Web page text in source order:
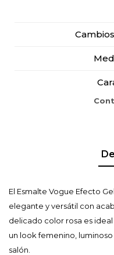
El Esmalte Vogue Efecto
elegante y versátil con
delicado color rosa es
un look femenino,
salón.